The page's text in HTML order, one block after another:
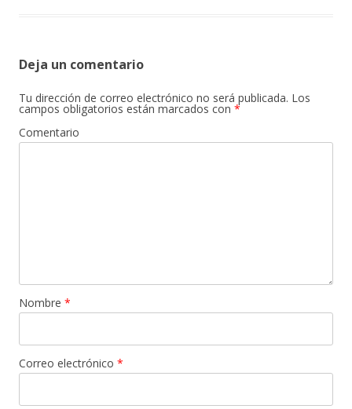
Deja un comentario
Tu dirección de correo electrónico no será publicada. Los
campos obligatorios están marcados con *
Comentario
Nombre *
Correo electrónico *